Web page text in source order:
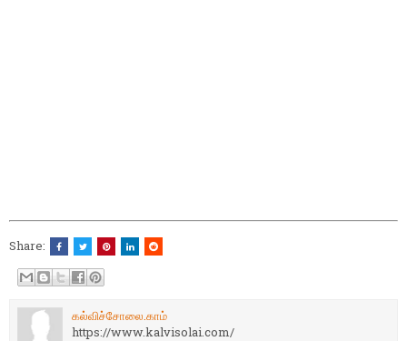
Share:
கல்விச்சோலை.காம்
https://www.kalvisolai.com/